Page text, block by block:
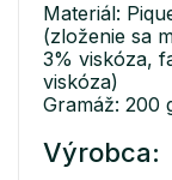
Materiál:
(zloženie sa
3% viskóza,
viskóza)
Gramáž: 200
Výrobca: